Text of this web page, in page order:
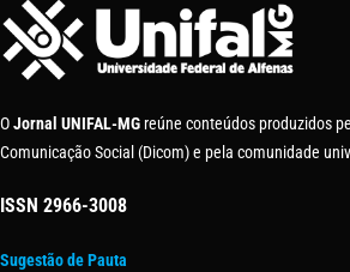
OJornal UNIFAL-MG reúne conteúdos produzidos
Comunicação Social (Dicom) e pela comunidade
ISSN 2966-3008
Sugestão de Pauta